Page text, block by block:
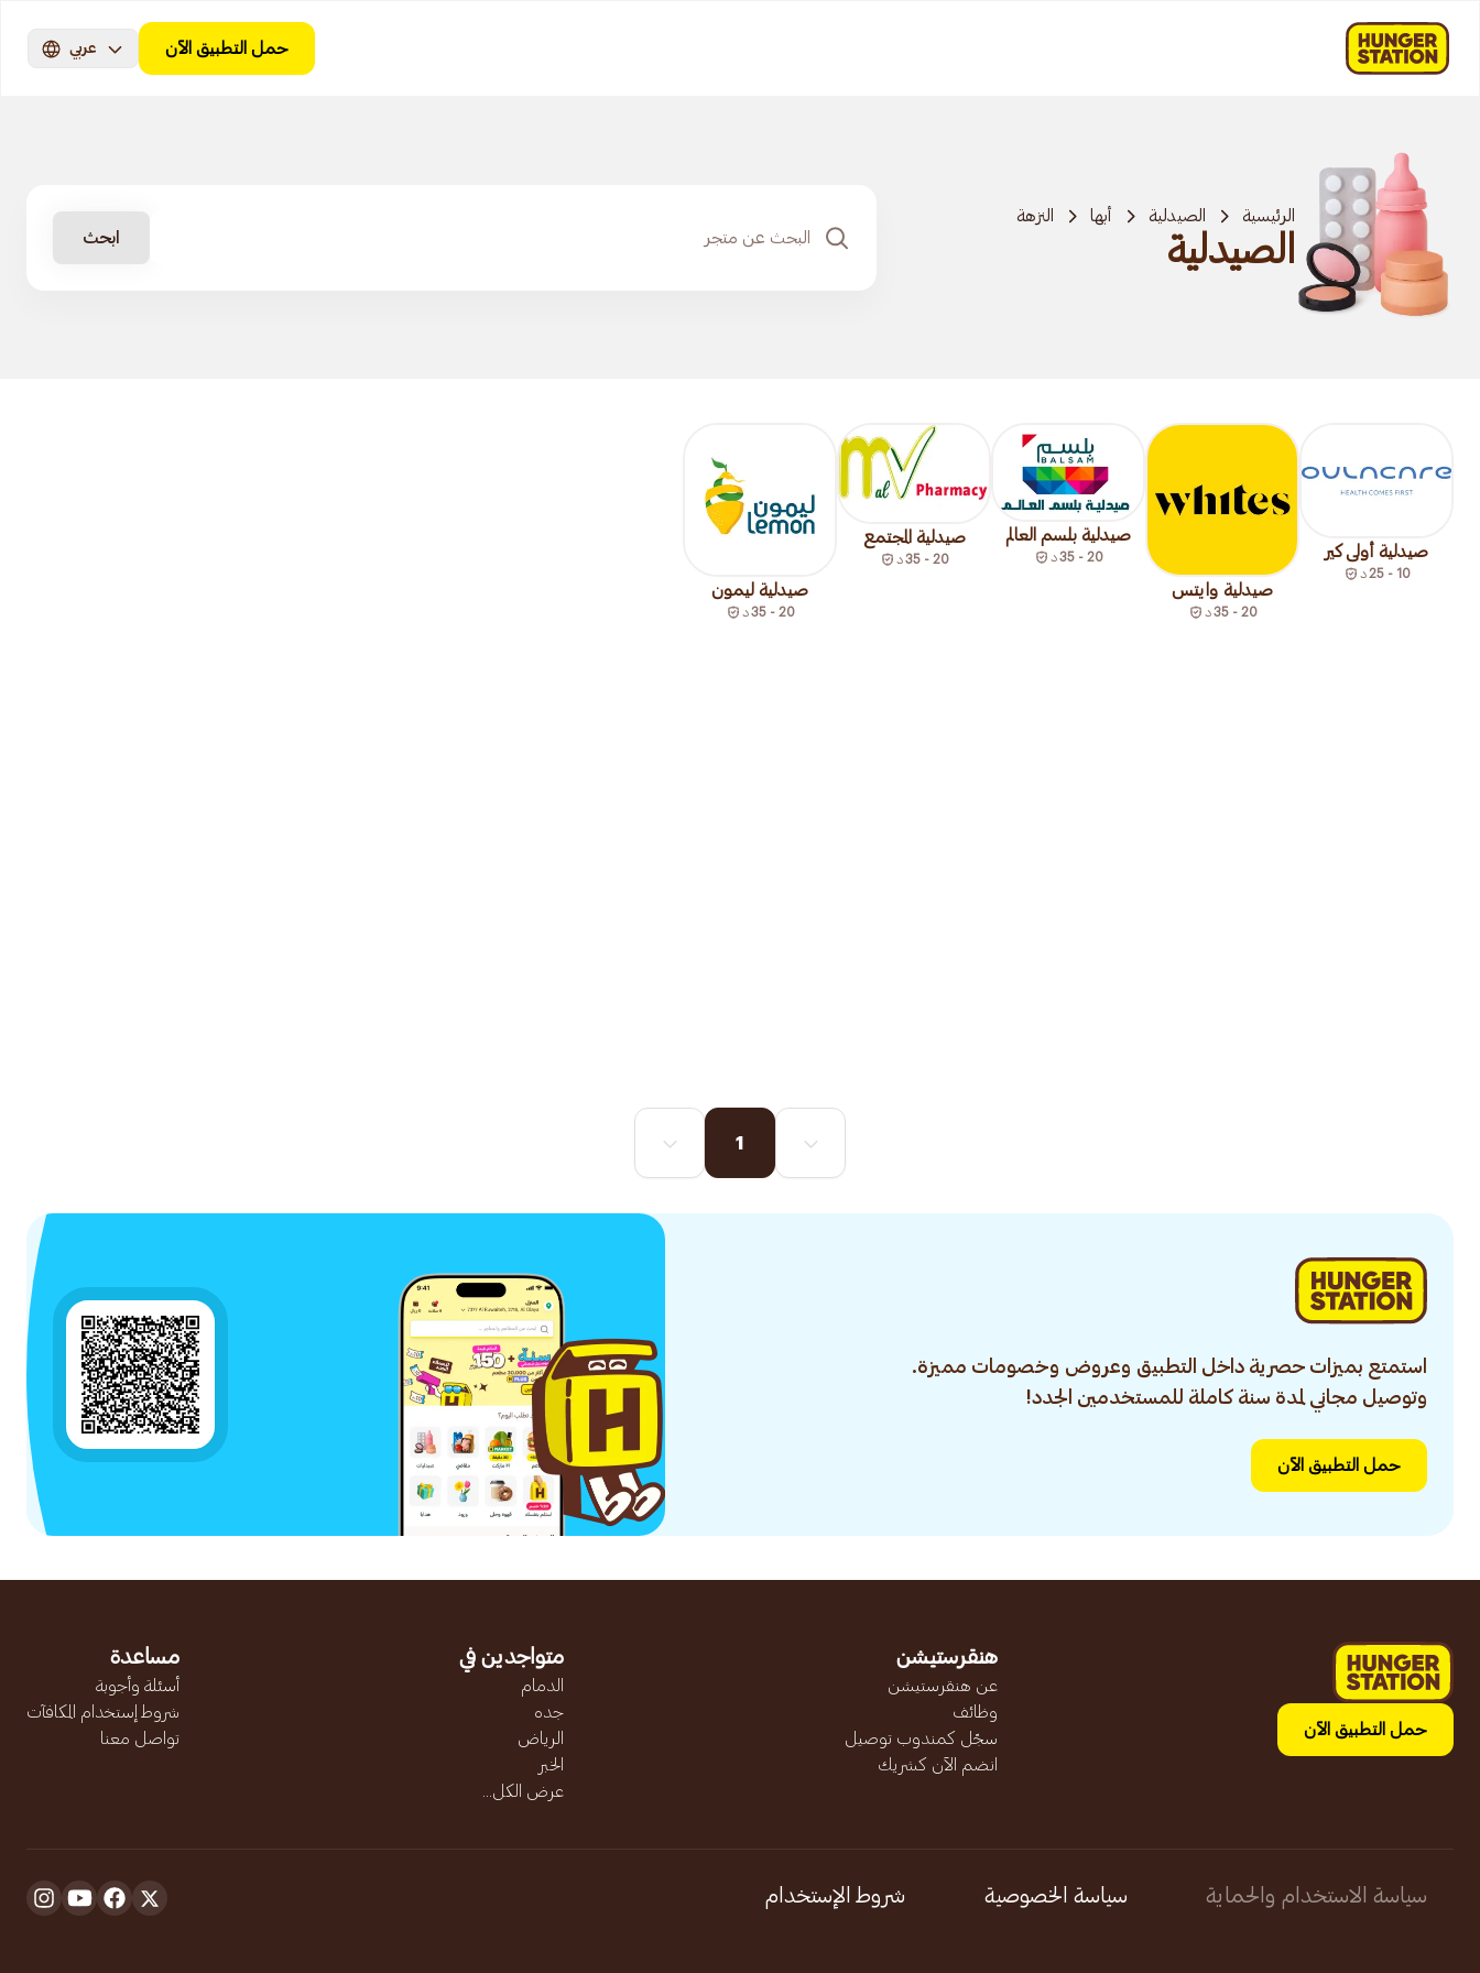
حمل التطبيق الآن عربي
الرئيسية الصيدلية أبها النزهة
الصيدلية ابحث
صيدلية أولى كير
10 - 25 د
صيدلية وايتس
20 - 35 د
صيدلية بلسم العالم
20 - 35 د
صيدلية المجتمع
20 - 35 د
صيدلية ليمون
20 - 35 د
1
استمتع بميزات حصرية داخل التطبيق وعروض وخصومات مميزة.
وتوصيل مجاني لمدة سنة كاملة للمستخدمين الجدد!
حمل التطبيق الآن
حمل التطبيق الآن
هنقرستيشن
عن هنقرستيشن
وظائف
سجّل كمندوب توصيل
انضم الآن كشريك
متواجدين في
الدمام
جده
الرياض
الخبر
عرض الكل...
مساعدة
أسئلة وأجوبة
شروط إستخدام المكافآت
تواصل معنا
سياسة الاستخدام والحماية سياسة الخصوصية شروط الإستخدام